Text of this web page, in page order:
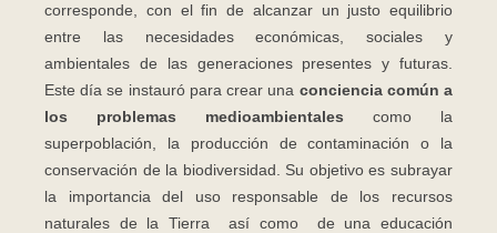
corresponde, con el fin de alcanzar un justo equilibrio
entre las necesidades económicas, sociales y
ambientales de las generaciones presentes y futuras.
Este día se instauró para crear una conciencia común a
los problemas medioambientales como la
superpoblación, la producción de contaminación o la
conservación de la biodiversidad. Su objetivo es subrayar
la importancia del uso responsable de los recursos
naturales de la Tierra así como de una educación